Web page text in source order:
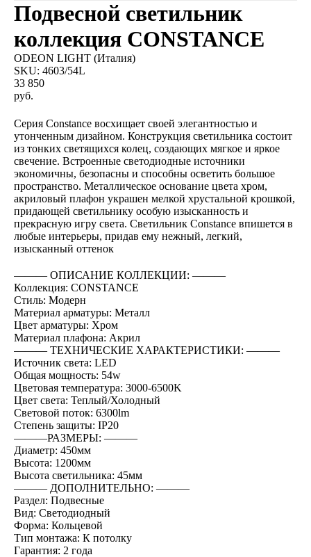
Подвесной светильник
коллекция CONSTANCE
ODEON LIGHT (Италия)
SKU: 4603/54L
33 850
руб.
Серия Constance восхищает своей элегантностью и
утонченным дизайном. Конструкция светильника состоит
из тонких светящихся колец, создающих мягкое и яркое
свечение. Встроенные светодиодные источники
экономичны, безопасны и способны осветить большое
пространство. Металлическое основание цвета хром,
акриловый плафон украшен мелкой хрустальной крошкой,
придающей светильнику особую изысканность и
прекрасную игру света. Светильник Constance впишется в
любые интерьеры, придав ему нежный, легкий,
изысканный оттенок
――― ОПИСАНИЕ КОЛЛЕКЦИИ: ―――
Коллекция: CONSTANCE
Стиль: Модерн
Материал арматуры: Металл
Цвет арматуры: Хром
Материал плафона: Акрил
――― ТЕХНИЧЕСКИЕ ХАРАКТЕРИСТИКИ: ―――
Источник света: LED
Общая мощность: 54w
Цветовая температура: 3000-6500K
Цвет света: Теплый/Холодный
Световой поток: 6300lm
Степень защиты: IP20
―――РАЗМЕРЫ: ―――
Диаметр: 450мм
Высота: 1200мм
Высота светильника: 45мм
――― ДОПОЛНИТЕЛЬНО: ―――
Раздел: Подвесные
Вид: Светодиодный
Форма: Кольцевой
Тип монтажа: К потолку
Гарантия: 2 года